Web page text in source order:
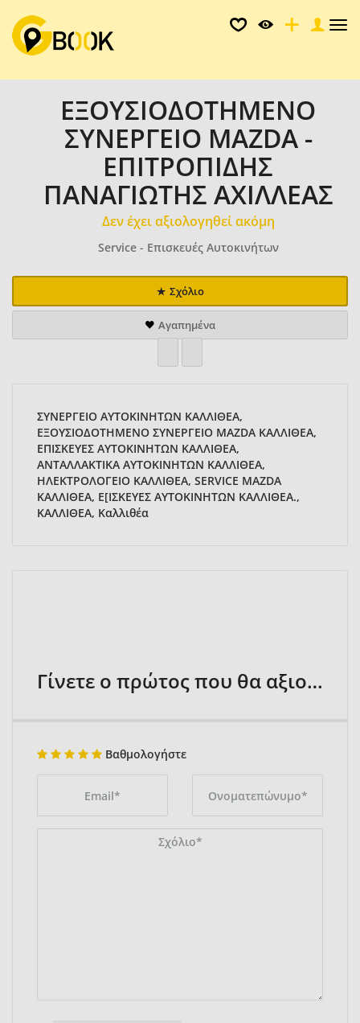
ΕΞΟΥΣΙΟΔΟΤΗΜΕΝΟ
ΣΥΝΕΡΓΕΙΟ MAZDA -
ΕΠΙΤΡΟΠΙΔΗΣ
ΠΑΝΑΓΙΩΤΗΣ ΑΧΙΛΛΕΑΣ
Δεν έχει αξιολογηθεί ακόμη
Service - Επισκευές Αυτοκινήτων
Σχόλιο
Αγαπημένα
ΣΥΝΕΡΓΕΙΟ ΑΥΤΟΚΙΝΗΤΩΝ ΚΑΛΛΙΘΕΑ,
ΕΞΟΥΣΙΟΔΟΤΗΜΕΝΟ ΣΥΝΕΡΓΕΙΟ MAZDA ΚΑΛΛΙΘΕΑ,
ΕΠΙΣΚΕΥΕΣ ΑΥΤΟΚΙΝΗΤΩΝ ΚΑΛΛΙΘΕΑ,
ΑΝΤΑΛΛΑΚΤΙΚΑ ΑΥΤΟΚΙΝΗΤΩΝ ΚΑΛΛΙΘΕΑ,
ΗΛΕΚΤΡΟΛΟΓΕΙΟ ΚΑΛΛΙΘΕΑ, SERVICE MAZDA
ΚΑΛΛΙΘΕΑ, Ε[ΙΣΚΕΥΕΣ ΑΥΤΟΚΙΝΗΤΩΝ ΚΑΛΛΙΘΕΑ.,
ΚΑΛΛΙΘΕΑ, Καλλιθέα
Γίνετε ο πρώτος που θα αξιολογήσει
Βαθμολογήστε